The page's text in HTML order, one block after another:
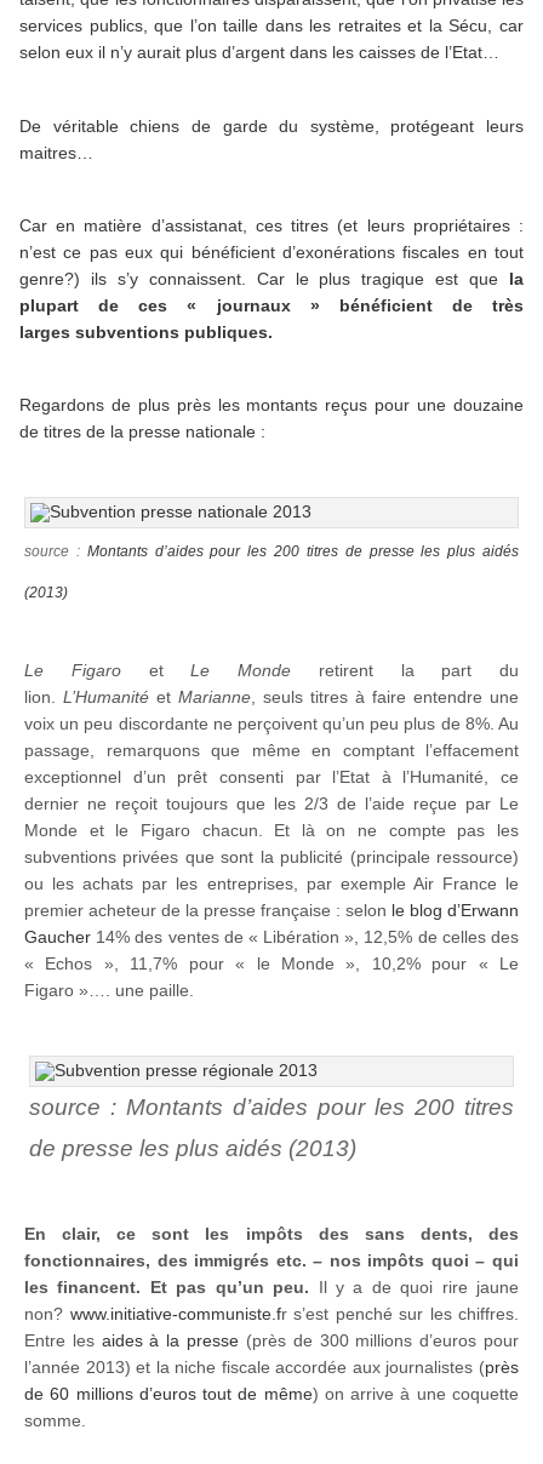
services publics, que l’on taille dans les retraites et la Sécu, car
selon eux il n’y aurait plus d’argent dans les caisses de l’Etat…
De véritable chiens de garde du système, protégeant leurs
maitres…
Car en matière d’assistanat, ces titres (et leurs propriétaires :
n’est ce pas eux qui bénéficient d’exonérations fiscales en tout
genre?) ils s’y connaissent. Car le plus tragique est que la
plupart de ces « journaux » bénéficient de très
larges subventions publiques.
Regardons de plus près les montants reçus pour une douzaine
de titres de la presse nationale :
source : Montants d’aides pour les 200 titres de presse les plus aidés
(2013)
Le FigaroetLe Monde retirent la part du
lion. L’Humanité et Marianne , seuls titres à faire entendre une
voix un peu discordante ne perçoivent qu’un peu plus de 8%. Au
passage, remarquons que même en comptant l’effacement
exceptionnel d’un prêt consenti par l’Etat à l’Humanité, ce
dernier ne reçoit toujours que les 2/3 de l’aide reçue par Le
Monde et le Figaro chacun. Et là on ne compte pas les
subventions privées que sont la publicité (principale ressource)
ou les achats par les entreprises, par exemple Air France le
premier acheteur de la presse française : selon le blog d’Erwann
Gaucher 14% des ventes de « Libération », 12,5% de celles des
« Echos », 11,7% pour « le Monde », 10,2% pour « Le
Figaro »…. une paille.
source : Montants d’aides pour les 200 titres
de presse les plus aidés (2013)
En clair, ce sont les impôts des sans dents, des
fonctionnaires, des immigrés etc. – nos impôts quoi – qui
les financent. Et pas qu’un peu. Il y a de quoi rire jaune
non? www.initiative-communiste.fr s’est penché sur les chiffres.
Entre les aides à la presse (près de 300 millions d’euros pour
l’année 2013) et la niche fiscale accordée aux journalistes (près
de 60 millions d’euros tout de même) on arrive à une coquette
somme.